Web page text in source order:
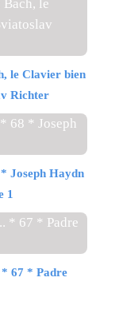
le Clavier bien
Richter
Joseph Haydn
1
* 67 * Padre